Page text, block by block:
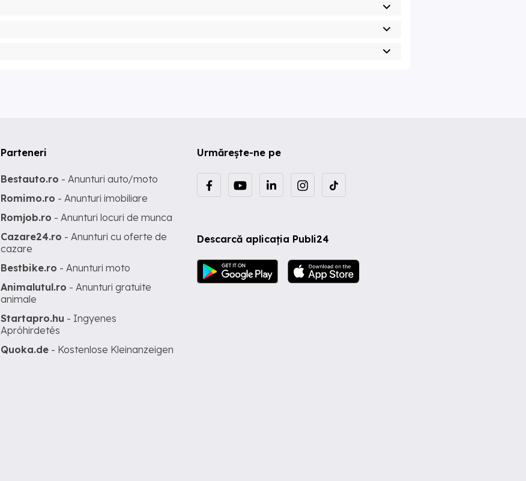
Urmărește-ne pe
Descarcă aplicația Publi24
Parteneri
Bestauto.ro - Anunturi auto/moto
Romimo.ro - Anunturi imobiliare
Romjob.ro - Anunturi locuri de munca
Cazare24.ro - Anunturi cu oferte de
cazare
Bestbike.ro - Anunturi moto
Animalutul.ro - Anunturi gratuite
animale
Startapro.hu - Ingyenes
Apróhirdetés
Quoka.de - Kostenlose Kleinanzeigen